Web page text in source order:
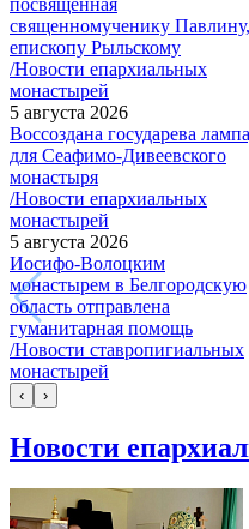
посвященная
священномученику Павлину,
епископу Рыльскому
/Новости епархиальных
монастырей
5 августа 2026
Воссоздана государева
для Сеафимо-Дивеевского
монастыря
/Новости епархиальных
монастырей
5 августа 2026
Иосифо-Волоцким
монастырем в Белгородскую
область отправлена
гуманитарная помощь
/Новости ставропигиальных
монастырей
‹ ›
Новости